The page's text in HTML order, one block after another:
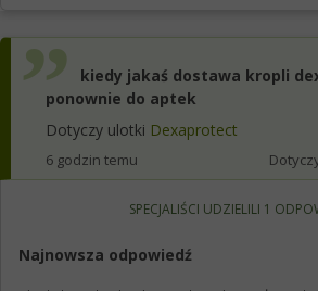
kiedy jakaś dostawa kropli
ponownie do aptek
Dotyczy ulotki Dexaprotect
6 godzin temu
SPECJALIŚCI UDZIELILI 1
Najnowsza odpowiedź